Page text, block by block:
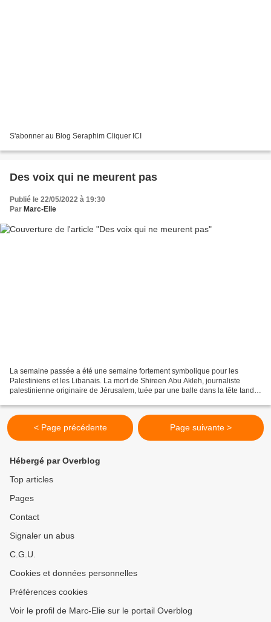
S'abonner au Blog Seraphim Cliquer ICI
Des voix qui ne meurent pas
Publié le 22/05/2022 à 19:30
Par Marc-Elie
La semaine passée a été une semaine fortement symbolique pour les
Palestiniens et les Libanais. La mort de Shireen Abu Akleh, journaliste
palestinienne originaire de Jérusalem, tuée par une balle dans la tête tandis
< Page précédente Page suivante >
Hébergé par Overblog
Top articles
Pages
Contact
Signaler un abus
C.G.U.
Cookies et données personnelles
Préférences cookies
Voir le profil de Marc-Elie sur le portail Overblog